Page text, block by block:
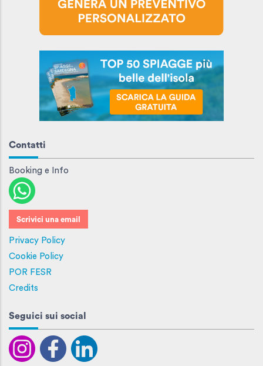
Contatti
Booking e Info
Scrivici una email
Privacy Policy
Cookie Policy
POR FESR
Credits
Seguici sui social